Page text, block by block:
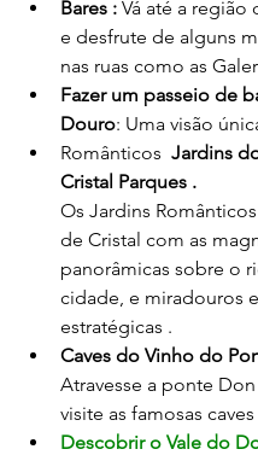
Bares : Vá até a região
e desfrute de alguns
nas ruas como as
Fazer um passeio de
Douro: Uma visão
Românticos Jardins
Cristal Parques .
Os Jardins
de Cristal com as
panorâmicas sobre o
cidade, e miradouros
estratégicas .
Caves do Vinho do
Atravesse a ponte Don
visite as famosas caves
Descobrir o Vale do